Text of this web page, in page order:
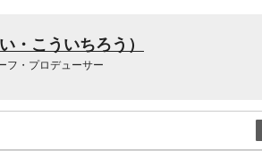
・こういちろう）
フ・プロデューサー